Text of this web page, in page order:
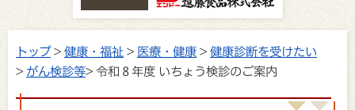
トップ> 健康・福祉 > 医療・健康 > 健康診断を受けたい
> がん検診等> 令和８年度 いちょう検診のご案内